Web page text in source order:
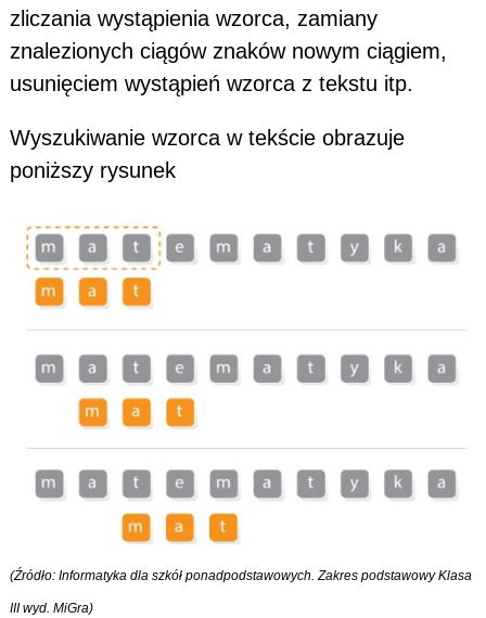
zliczania wystąpienia wzorca, zamiany
znalezionych ciągów znaków nowym ciągiem,
usunięciem wystąpień wzorca z tekstu itp.
Wyszukiwanie wzorca w tekście obrazuje
poniższy rysunek
(Źródło: Informatyka dla szkół ponadpodstawowych. Zakres podstawowy Klasa
III wyd. MiGra)